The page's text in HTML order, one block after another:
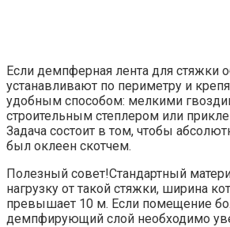
Если демпферная лента для стяжки
устанавливают по периметру и
удобным способом: мелкими
строительным степлером или
Задача состоит в том, чтобы
был оклеен скотчем.
Полезный совет!Стандартный
нагрузку от такой стяжки, ширина
превышает 10 м. Если помещение
демпфирующий слой необходимо